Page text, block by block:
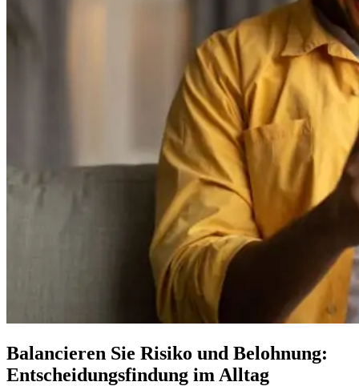
Balancieren Sie Risiko und Belohnung:
Entscheidungsfindung im Alltag